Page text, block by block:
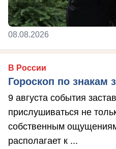
08.08.2026
В России
Гороскоп по знакам
9 августа события
прислушиваться не
собственным
располагает к ...